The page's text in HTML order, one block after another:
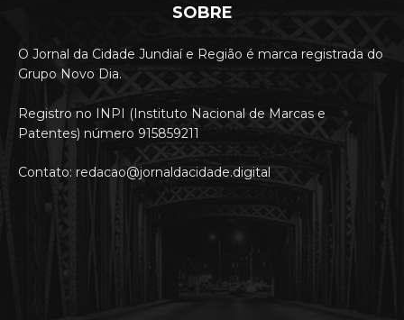
SOBRE
O Jornal da Cidade Jundiaí e Região é marca registrada do
Grupo Novo Dia.
Registro no INPI (Instituto Nacional de Marcas e
Patentes) número 915859211
Contato: redacao@jornaldacidade.digital